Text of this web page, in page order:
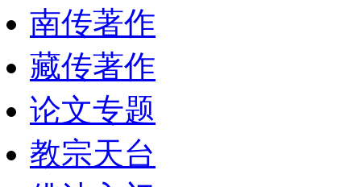
南传著作
藏传著作
论文专题
教宗天台